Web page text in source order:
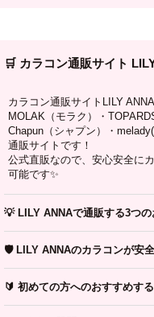
🛒 カラコン通販サイト
カラコン通販サイトLILY
MOLAK（モラク）・
Chapun（シャプン）・
通販サイトです！
公式直販なので、安心安全に
可能です✨
💡 LILY ANNAで通販する3つの
🛡️ LILY ANNAのカラコンが安
🔰 初めての方へのおすすめす